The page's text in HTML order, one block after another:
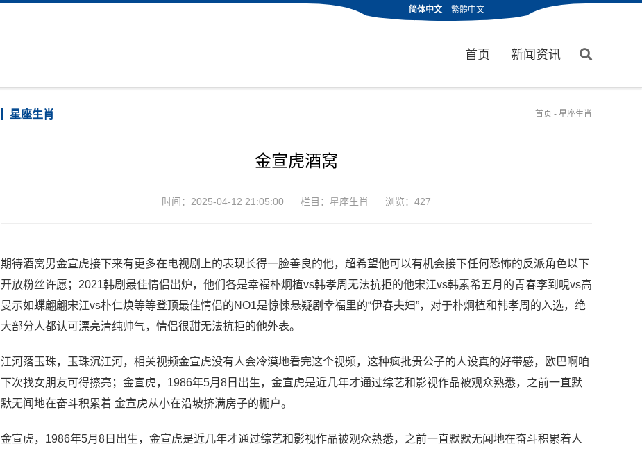
简体中文 繁體中文
首页 新闻资讯
星座生肖 首页 - 星座生肖
金宣虎酒窝
时间：2025-04-12 21:05:00 栏目： 星座生肖 浏览：427
期待酒窝男金宣虎接下来有更多在电视剧上的表现长得一脸善良的他，超希望他可以有机会接下任何恐怖的反派角色以下
开放粉丝许愿；2021韩剧最佳情侣出炉，他们各是幸福朴炯植vs韩孝周无法抗拒的他宋江vs韩素希五月的青春李到晛vs高
旻示如蝶翩翩宋江vs朴仁焕等等登顶最佳情侣的NO1是惊悚悬疑剧幸福里的“伊春夫妇”，对于朴炯植和韩孝周的入选，绝
大部分人都认可漂亮清纯帅气，情侣很甜无法抗拒的他外表。
江河落玉珠，玉珠沉江河，相关视频金宣虎没有人会冷漠地看完这个视频，这种疯批贵公子的人设真的好带感，欧巴啊咱
下次找女朋友可得擦亮；金宣虎，1986年5月8日出生，金宣虎是近几年才通过综艺和影视作品被观众熟悉，之前一直默
默无闻地在奋斗积累着 金宣虎从小在沿坡挤满房子的棚户。
金宣虎，1986年5月8日出生，金宣虎是近几年才通过综艺和影视作品被观众熟悉，之前一直默默无闻地在奋斗积累着人